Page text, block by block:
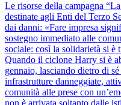
Le risorse della campagna
destinate agli Enti del Terzo
dai danni: «Fare impresa
sostegno immediato alle
sociale: così la solidarietà si è
Quando il ciclone Harry si è
gennaio, lasciando dietro di
infrastrutture danneggiate,
comunità alle prese con